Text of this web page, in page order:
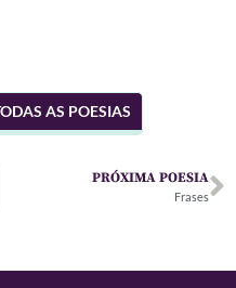
AS POESIAS
PRÓXIMA POESIA
Frases